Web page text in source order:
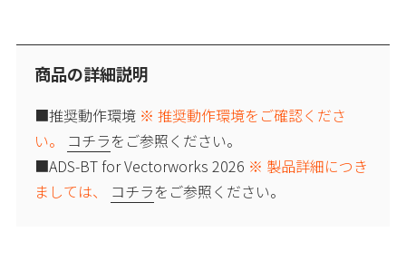
商品の詳細説明
■推奨動作環境 ※ 推奨動作環境をご確認くださ
い。
コチラをご参照ください。
■ADS-BT for Vectorworks 2026 ※ 製品詳細につき
ましては、
コチラをご参照ください。